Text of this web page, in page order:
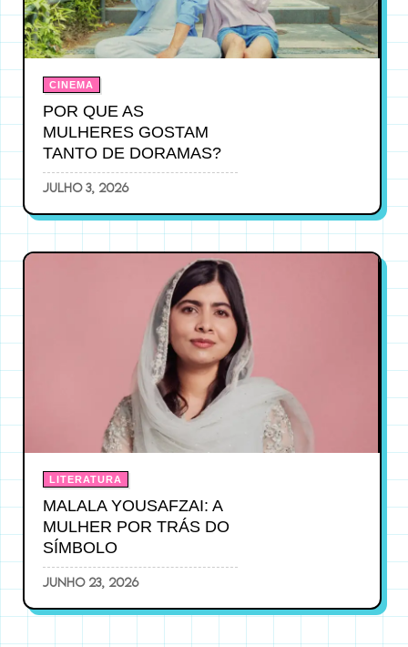
CINEMA
POR QUE AS
MULHERES GOSTAM
TANTO DE DORAMAS?
julho 3, 2026
LITERATURA
MALALA YOUSAFZAI: A
MULHER POR TRÁS DO
SÍMBOLO
junho 23, 2026